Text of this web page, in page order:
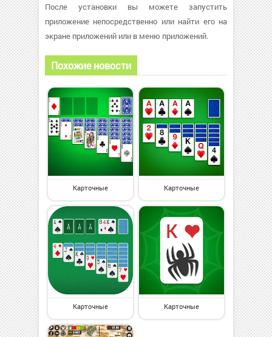
После установки вы можете запустить
приложение непосредственно или найти его на
экране приложений или в меню приложений.
Похожие новости
Карточные Карточные
Карточные Карточные